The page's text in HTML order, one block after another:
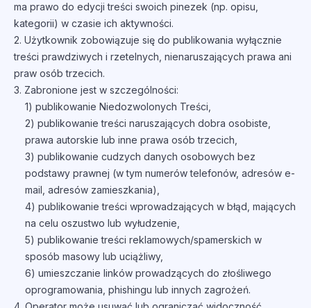
ma prawo do edycji treści swoich pinezek (np. opisu,
kategorii) w czasie ich aktywności.
2. Użytkownik zobowiązuje się do publikowania wyłącznie
treści prawdziwych i rzetelnych, nienaruszających prawa ani
praw osób trzecich.
3. Zabronione jest w szczególności:
1) publikowanie Niedozwolonych Treści,
2) publikowanie treści naruszających dobra osobiste,
prawa autorskie lub inne prawa osób trzecich,
3) publikowanie cudzych danych osobowych bez
podstawy prawnej (w tym numerów telefonów, adresów e-
mail, adresów zamieszkania),
4) publikowanie treści wprowadzających w błąd, mających
na celu oszustwo lub wyłudzenie,
5) publikowanie treści reklamowych/spamerskich w
sposób masowy lub uciążliwy,
6) umieszczanie linków prowadzących do złośliwego
oprogramowania, phishingu lub innych zagrożeń.